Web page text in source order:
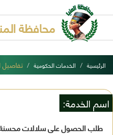
محافظة
الرئيسية الخدمات الحكومية تفاصيل
اسم الخدمة:
طلب الحصول على سلالات محسنة